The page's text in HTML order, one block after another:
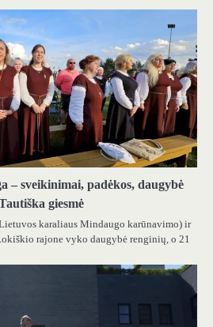
– sveikinimai, padėkos, daugybė
giesmė
karaliaus Mindaugo karūnavimo) ir
rajone vyko daugybė renginių, o 21